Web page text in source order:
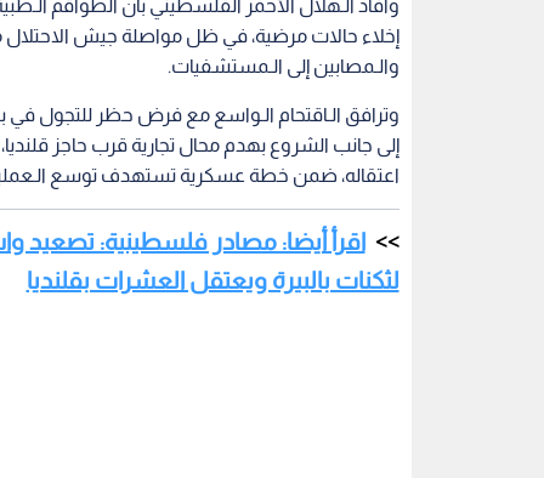
إخلاء حالات مرضية، في ظل مواصلة جيش
والـمصابين إلى الـمستشفيات.
وترافق الـاقتحام الـواسع مع فرض حظر للتجول في
إلى جانب الشروع بهدم محال تجارية قرب حاجز
اعتقاله، ضمن خطة عسكرية تستهدف توسع
اقرأ أيضا: مصادر فلسطينية: تصعيد
لثكنات بالبيرة ويعتقل العشرات بقلنديا